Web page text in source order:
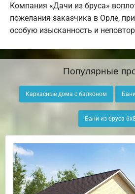
Компания «Дачи из бруса»
пожелания заказчика в Орле,
особую изысканность и
Популярные
Каркасные дома с балконом
Бани из бруса 6х8